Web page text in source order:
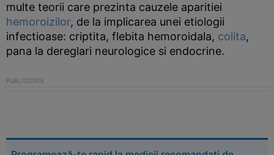
multe teorii care prezinta cauzele aparitiei
hemoroizilor, de la implicarea unei etiologii
infectioase: criptita, flebita hemoroidala, colita,
pana la dereglari neurologice si endocrine.